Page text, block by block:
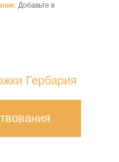
. Добавьте в
Гербария